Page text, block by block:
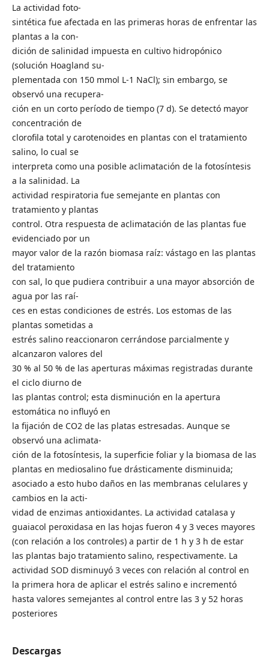
La actividad foto-
sintética fue afectada en las primeras horas de enfrentar las
plantas a la con-
dición de salinidad impuesta en cultivo hidropónico
(solución Hoagland su-
plementada con 150 mmol L-1 NaCl); sin embargo, se
observó una recupera-
ción en un corto período de tiempo (7 d). Se detectó mayor
concentración de
clorofila total y carotenoides en plantas con el tratamiento
salino, lo cual se
interpreta como una posible aclimatación de la fotosíntesis
a la salinidad. La
actividad respiratoria fue semejante en plantas con
tratamiento y plantas
control. Otra respuesta de aclimatación de las plantas fue
evidenciado por un
mayor valor de la razón biomasa raíz: vástago en las plantas
del tratamiento
con sal, lo que pudiera contribuir a una mayor absorción de
agua por las raí-
ces en estas condiciones de estrés. Los estomas de las
plantas sometidas a
estrés salino reaccionaron cerrándose parcialmente y
alcanzaron valores del
30 % al 50 % de las aperturas máximas registradas durante
el ciclo diurno de
las plantas control; esta disminución en la apertura
estomática no influyó en
la fijación de CO2 de las platas estresadas. Aunque se
observó una aclimata-
ción de la fotosíntesis, la superficie foliar y la biomasa de las
plantas en mediosalino fue drásticamente disminuida;
asociado a esto hubo daños en las membranas celulares y
cambios en la acti-
vidad de enzimas antioxidantes. La actividad catalasa y
guaiacol peroxidasa en las hojas fueron 4 y 3 veces mayores
(con relación a los controles) a partir de 1 h y 3 h de estar
las plantas bajo tratamiento salino, respectivamente. La
actividad SOD disminuyó 3 veces con relación al control en
la primera hora de aplicar el estrés salino e incrementó
hasta valores semejantes al control entre las 3 y 52 horas
posteriores
Descargas